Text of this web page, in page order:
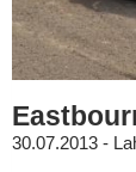
30.07.2013 -